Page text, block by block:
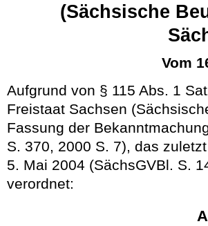
(Sächsische
Vom
Aufgrund von § 115 Abs. 1
Freistaat Sachsen
Fassung der
S. 370, 2000 S. 7), das
5. Mai 2004 (SächsGVBl. S.
verordnet: